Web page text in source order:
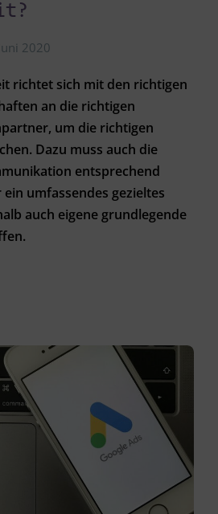
2020
richtet sich mit den richtigen
an die richtigen
um die richtigen
Dazu muss auch die
entsprechend
umfassendes gezieltes
auch eigene grundlegende